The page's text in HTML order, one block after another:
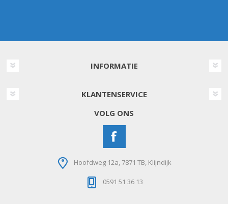
INFORMATIE
KLANTENSERVICE
VOLG ONS
Hoofdweg 12a, 7871 TB, Klijndijk
0591 51 36 13